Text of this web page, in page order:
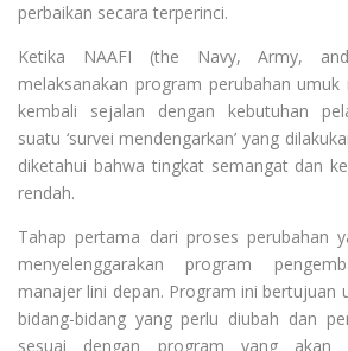
perbaikan secara terperinci.
Ketika NAAFI (the Navy, Army,
melaksanakan program perubahan
kembali sejalan dengan kebutuhan
suatu ‘survei mendengarkan’ yang
diketahui bahwa tingkat semangat dan
rendah.
Tahap pertama dari proses perubahan
menyelenggarakan program
manajer lini depan. Program ini bertujuan
bidang-bidang yang perlu diubah dan
sesuai dengan program yang akan